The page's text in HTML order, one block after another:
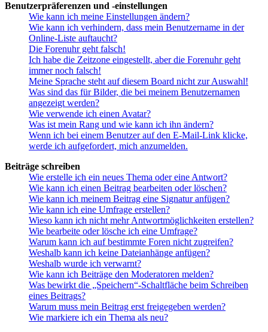
Benutzerpräferenzen und -einstellungen
Wie kann ich meine Einstellungen ändern?
Wie kann ich verhindern, dass mein Benutzername in der
Online-Liste auftaucht?
Die Forenuhr geht falsch!
Ich habe die Zeitzone eingestellt, aber die Forenuhr geht
immer noch falsch!
Meine Sprache steht auf diesem Board nicht zur Auswahl!
Was sind das für Bilder, die bei meinem Benutzernamen
angezeigt werden?
Wie verwende ich einen Avatar?
Was ist mein Rang und wie kann ich ihn ändern?
Wenn ich bei einem Benutzer auf den E-Mail-Link klicke,
werde ich aufgefordert, mich anzumelden.
Beiträge schreiben
Wie erstelle ich ein neues Thema oder eine Antwort?
Wie kann ich einen Beitrag bearbeiten oder löschen?
Wie kann ich meinem Beitrag eine Signatur anfügen?
Wie kann ich eine Umfrage erstellen?
Wieso kann ich nicht mehr Antwortmöglichkeiten erstellen?
Wie bearbeite oder lösche ich eine Umfrage?
Warum kann ich auf bestimmte Foren nicht zugreifen?
Weshalb kann ich keine Dateianhänge anfügen?
Weshalb wurde ich verwarnt?
Wie kann ich Beiträge den Moderatoren melden?
Was bewirkt die „Speichern“-Schaltfläche beim Schreiben
eines Beitrags?
Warum muss mein Beitrag erst freigegeben werden?
Wie markiere ich ein Thema als neu?